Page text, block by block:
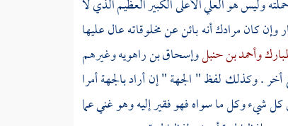
وليس هو العلي الأعلى الكبير العظيم الذي لا
كان مرادك أنه بائن عن مخلوقاته عال عليها
وأحمد بن حنبلوإسحاق بن راهويهوغيرهم
. وكذلك لفظ " الجهة " إن أراد بالجهة أمرا
شيء وكل ما سواه فهو فقير إليه وهو غني عما